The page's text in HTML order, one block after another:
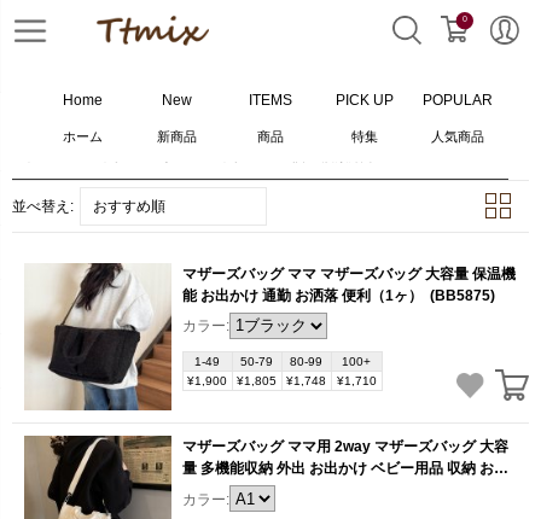
0
Home
ホーム
New
新商品
ITEMS
商品
PICK UP
特集
POPULAR
人気商品
並べ替え: おすすめ順
マザーズバッグ ママ マザーズバッグ 大容量 保温機
能 お出かけ 通勤 お洒落 便利（1ヶ）
(BB5875)
カラー:
1-49 50-79 80-99
100+
¥1,900
¥1,805 ¥1,748 ¥1,710
マザーズバッグ ママ用 2way マザーズバッグ 大容
量 多機能収納 外出 お出かけ ベビー用品 収納 お洒
落 便利（1ヶ）
カラー: